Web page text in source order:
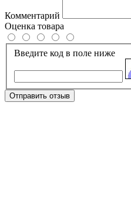
Комментарий
Оценка товара
Введите код в поле ниже
Отправить отзыв